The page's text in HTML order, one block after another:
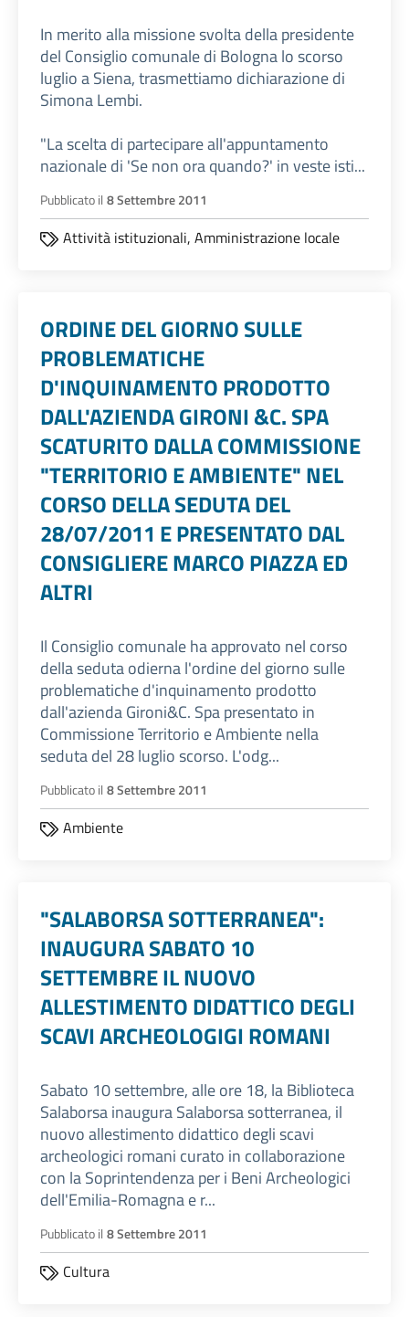
In merito alla missione svolta della presidente
del Consiglio comunale di Bologna lo scorso
luglio a Siena, trasmettiamo dichiarazione di
Simona Lembi.
"La scelta di partecipare all'appuntamento
nazionale di 'Se non ora quando?' in veste isti...
Pubblicato il 8 Settembre 2011
Attività istituzionali, Amministrazione locale
ORDINE DEL GIORNO SULLE
PROBLEMATICHE
D'INQUINAMENTO PRODOTTO
DALL'AZIENDA GIRONI &C. SPA
SCATURITO DALLA COMMISSIONE
"TERRITORIO E AMBIENTE" NEL
CORSO DELLA SEDUTA DEL
28/07/2011 E PRESENTATO DAL
CONSIGLIERE MARCO PIAZZA ED
ALTRI
Il Consiglio comunale ha approvato nel corso
della seduta odierna l'ordine del giorno sulle
problematiche d'inquinamento prodotto
dall'azienda Gironi&C. Spa presentato in
Commissione Territorio e Ambiente nella
seduta del 28 luglio scorso. L'odg...
Pubblicato il 8 Settembre 2011
Ambiente
"SALABORSA SOTTERRANEA":
INAUGURA SABATO 10
SETTEMBRE IL NUOVO
ALLESTIMENTO DIDATTICO DEGLI
SCAVI ARCHEOLOGIGI ROMANI
Sabato 10 settembre, alle ore 18, la Biblioteca
Salaborsa inaugura Salaborsa sotterranea, il
nuovo allestimento didattico degli scavi
archeologici romani curato in collaborazione
con la Soprintendenza per i Beni Archeologici
dell'Emilia-Romagna e r...
Pubblicato il 8 Settembre 2011
Cultura